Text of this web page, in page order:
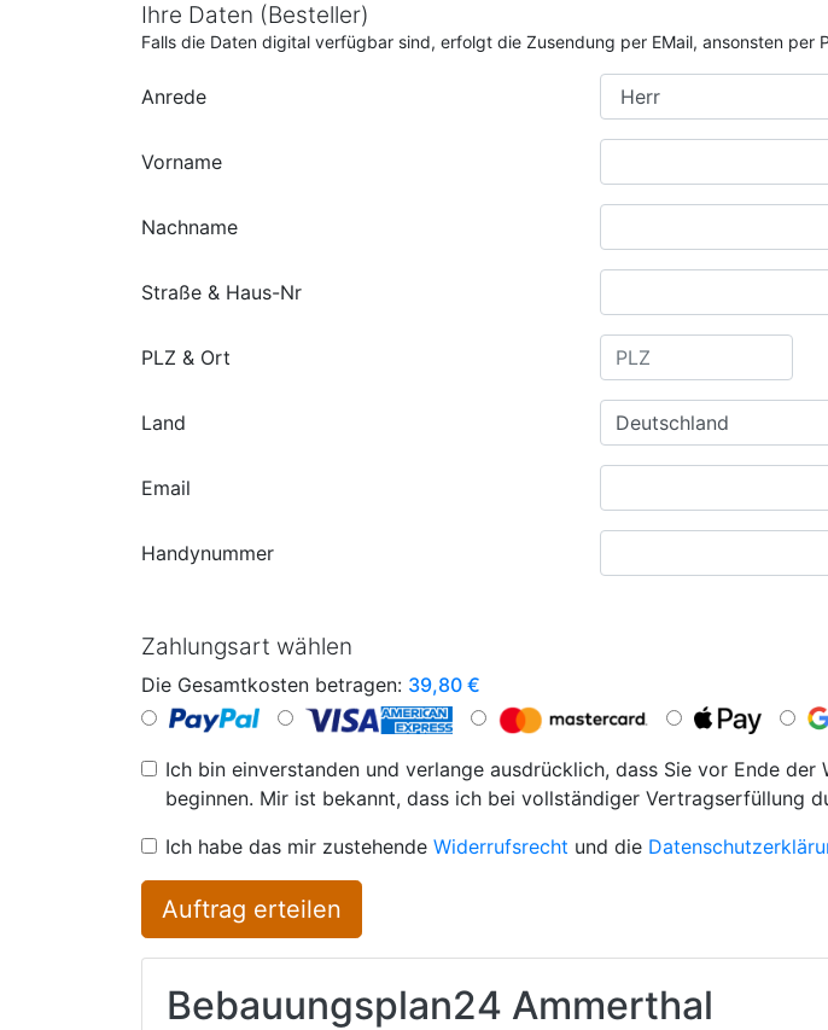
Ihre Daten (Besteller)
Falls die Daten digital verfügbar sind, erfolgt die Zusendung per EMail, ansonsten per
Anrede
Vorname
Nachname
Straße & Haus-Nr
PLZ & Ort
Land
Email
Handynummer
Zahlungsart wählen
Die Gesamtkosten betragen: 39,80 €
Ich bin einverstanden und verlange ausdrücklich, dass Sie vor Ende
beginnen. Mir ist bekannt, dass ich bei vollständiger Vertragserfüllung
Ich habe das mir zustehende Widerrufsrecht und die
Auftrag erteilen
Bebauungsplan24 Ammerthal